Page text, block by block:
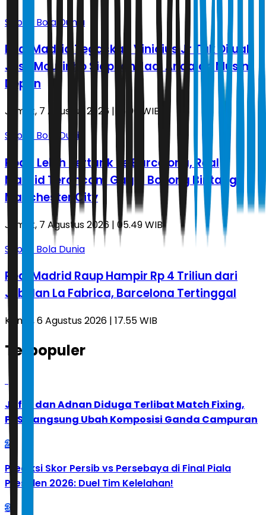
Sepak Bola Dunia
Real Madrid Tegaskan Vinicius Jr Tak Dijual,
Jose Mourinho Siapkan Jadi Andalan Musim
Depan
Jumat, 7 Agustus 2026 | 16.00 WIB
Sepak Bola Dunia
Rodri Lebih Tertarik ke Barcelona, Real
Madrid Terancam Gagal Boyong Bintang
Manchester City
Jumat, 7 Agustus 2026 | 05.49 WIB
Sepak Bola Dunia
Real Madrid Raup Hampir Rp 4 Triliun dari
Jebolan La Fabrica, Barcelona Tertinggal
Kamis, 6 Agustus 2026 | 17.55 WIB
Terpopuler
Jafar dan Adnan Diduga Terlibat Match Fixing,
PBSI Langsung Ubah Komposisi Ganda Campuran
2
Prediksi Skor Persib vs Persebaya di Final Piala
Presiden 2026: Duel Tim Kelelahan!
3